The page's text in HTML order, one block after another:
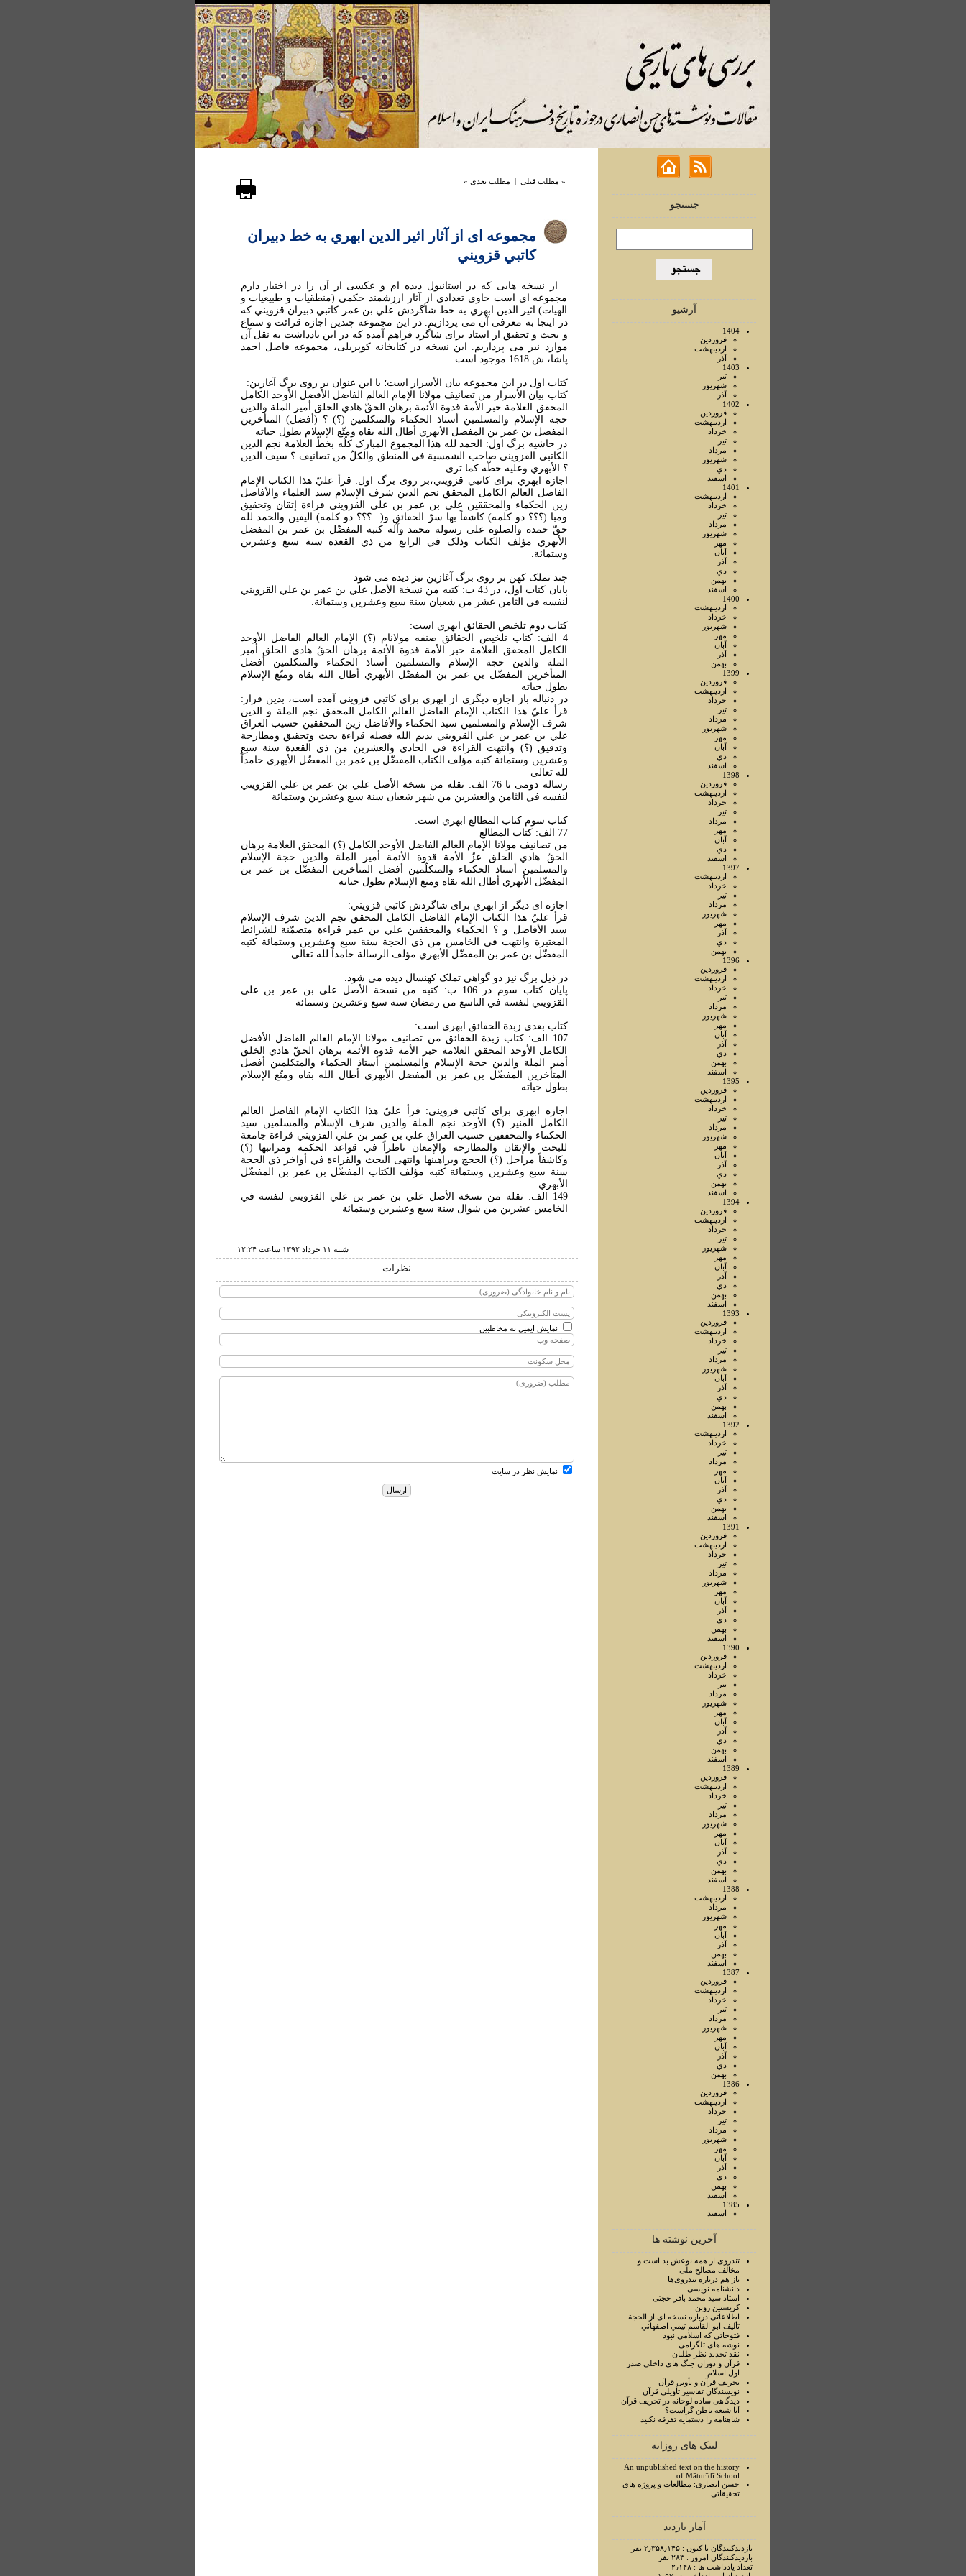
جستجو
آرشیو
1404
فروردين
ارديبهشت
آذر
1403
تير
شهريور
آذر
1402
فروردين
ارديبهشت
خرداد
تير
مرداد
شهريور
دي
اسفند
1401
ارديبهشت
خرداد
تير
مرداد
شهريور
مهر
آبان
آذر
دي
بهمن
اسفند
1400
ارديبهشت
خرداد
شهريور
مهر
آبان
آذر
بهمن
1399
فروردين
ارديبهشت
خرداد
تير
مرداد
شهريور
مهر
آبان
دي
اسفند
1398
فروردين
ارديبهشت
خرداد
تير
مرداد
مهر
آبان
دي
اسفند
1397
ارديبهشت
خرداد
تير
مرداد
شهريور
مهر
آذر
دي
بهمن
1396
فروردين
ارديبهشت
خرداد
تير
مرداد
شهريور
مهر
آبان
آذر
دي
بهمن
اسفند
1395
فروردين
ارديبهشت
خرداد
تير
مرداد
شهريور
مهر
آبان
آذر
دي
بهمن
اسفند
1394
فروردين
ارديبهشت
خرداد
تير
شهريور
مهر
آبان
آذر
دي
بهمن
اسفند
1393
فروردين
ارديبهشت
خرداد
تير
مرداد
شهريور
آبان
آذر
دي
بهمن
اسفند
1392
ارديبهشت
خرداد
تير
مرداد
مهر
آبان
آذر
دي
بهمن
اسفند
1391
فروردين
ارديبهشت
خرداد
تير
مرداد
شهريور
مهر
آبان
آذر
دي
بهمن
اسفند
1390
فروردين
ارديبهشت
خرداد
تير
مرداد
شهريور
مهر
آبان
آذر
دي
بهمن
اسفند
1389
فروردين
ارديبهشت
خرداد
تير
مرداد
شهريور
مهر
آبان
آذر
دي
بهمن
اسفند
1388
ارديبهشت
مرداد
شهريور
مهر
آبان
آذر
بهمن
اسفند
1387
فروردين
ارديبهشت
خرداد
تير
مرداد
شهريور
مهر
آبان
آذر
دي
بهمن
1386
فروردين
ارديبهشت
خرداد
تير
مرداد
شهريور
مهر
آبان
آذر
دي
بهمن
اسفند
1385
اسفند
آخرین نوشته ها
تندروی از همه نوعش بد است و
مخالف مصالح ملی
باز هم درباره تندروی‌ها
دانشنامه نویسی
استاد سيد محمد باقر حجتی
کریستین روبن
اطلاعاتی درباره نسخه ای از الحجة
تأليف ابو القاسم تيمي اصفهاني
فتوحاتی که اسلامی نبود
نوشه های تلگرامی
نقد تجدید نظر طلبان
قرآن و دوران جنگ های داخلی صدر
اول اسلام
تحريف قرآن و تأويل قرآن
نويسندگان تفاسير تأويلی قرآن
ديدگاهی ساده لوحانه در تحريف قرآن
آيا شيعه باطن گراست؟
شاهنامه را دستمايه تفرقه نکنيد
لینک های روزانه
An unpublished text on the history
of Māturīdī School
حسن انصاری: مطالعات و پروژه های
تحقیقاتی
آمار بازدید
بازدیدکنندگان تا کنون : ۲٫۳۵۸٫۱۴۵ نفر
بازدیدکنندگان امروز : ۲۸۳ نفر
تعداد یادداشت ها : ۲٫۱۴۸
« مطلب قبلی | مطلب بعدی »
مجموعه ای از آثار اثير الدين ابهري به خط دبيران
کاتبي قزويني
از نسخه هايی که در استانبول ديده ام و عکسی از آن را در اختيار دارم
مجموعه ای است حاوی تعدادی از آثار ارزشمند حکمی (منطقيات و طبيعيات و
الهيات) اثير الدين ابهري به خط شاگردش علي بن عمر کاتبي دبيران قزويني که
در اينجا به معرفی آن می پردازيم. در اين مجموعه چندين اجازه قرائت و سماع
و بحث و تحقيق از استاد برای شاگرد فراهم آمده که در اين يادداشت به نقل آن
موارد نيز می پردازيم. اين نسخه در کتابخانه کوپريلی، مجموعه فاضل احمد
پاشا، ش 1618 موجود است.
کتاب اول در اين مجموعه بيان الأسرار است؛ با اين عنوان بر روی برگ آغازين:
کتاب بيان الأسرار من تصانيف مولانا الإمام العالم الفاضل الأفضل الأوحد الکامل
المحقق العلامة حبر الأمة قدوة الأئمة برهان الحقّ هادي الخلق أمير الملة والدين
حجة الإسلام والمسلمين أستاذ الحکماء والمتکلمين (؟) ؟ (أفضل) المتأخرين
المفضل بن عمر بن المفضل الأبهري أطال الله بقاه ومتّع الإسلام بطول حياته
در حاشيه برگ اول: الحمد لله هذا المجموع المبارک کلّه بخطّ العلامة نجم الدين
الکاتبي القزويني صاحب الشمسية في المنطق والکلّ من تصانيف ؟ سيف الدين
؟ الأبهري وعليه خطّه کما تری.
اجازه ابهري برای کاتبي قزويني،بر روی برگ اول: قرأ عليّ هذا الکتاب الإمام
الفاضل العالم الکامل المحقق نجم الدين شرف الإسلام سيد العلماء والأفاضل
زين الحکماء والمحققين علي بن عمر بن علي القزويني قراءة إتقان وتحقيق
ومبا (؟؟؟ دو کلمه) کاشفاً بها سرّ الحقائق و(...؟؟؟ دو کلمه) اليقين والحمد لله
حقّ حمده والصلوة علی رسوله محمد وآله کتبه المفضّل بن عمر بن المفضل
الأبهري مؤلف الکتاب وذلک في الرابع من ذي القعدة سنة سبع وعشرين
وستمائة.
چند تملک کهن بر روی برگ آغازين نيز ديده می شود
پايان کتاب اول، در 43 ب: کتبه من نسخة الأصل علي بن عمر بن علي القزويني
لنفسه في الثامن عشر من شعبان سنة سبع وعشرين وستمائة.
کتاب دوم تلخيص الحقائق ابهري است:
4 الف: کتاب تلخيص الحقائق صنفه مولانام (؟) الإمام العالم الفاضل الأوحد
الکامل المحقق العلامة حبر الأمة قدوة الأئمة برهان الحقّ هادي الخلق أمير
الملة والدين حجة الإسلام والمسلمين أستاذ الحکماء والمتکلمين أفضل
المتأخرين المفضّل بن عمر بن المفضّل الأبهري أطال الله بقاه ومتّع الإسلام
بطول حياته
در دنباله باز اجازه ديگری از ابهري برای کاتبي قزويني آمده است، بدين قرار:
قرأ عليّ هذا الکتاب الإمام الفاضل العالم الکامل المحقق نجم الملة و الدين
شرف الإسلام والمسلمين سيد الحکماء والأفاضل زين المحققين حسيب العراق
علي بن عمر بن علي القزويني يديم الله فضله قراءة بحث وتحقيق ومطارحة
وتدقيق (؟) وانتهت القراءة في الحادي والعشرين من ذي القعدة سنة سبع
وعشرين وستمائة کتبه مؤلف الکتاب المفضّل بن عمر بن المفضّل الأبهري حامداً
لله تعالی
رساله دومی تا 76 الف: نقله من نسخة الأصل علي بن عمر بن علي القزويني
لنفسه في الثامن والعشرين من شهر شعبان سنة سبع وعشرين وستمائة
کتاب سوم کتاب المطالع ابهري است:
77 الف: کتاب المطالع
من تصانيف مولانا الإمام العالم الفاضل الأوحد الکامل (؟) المحقق العلامة برهان
الحقّ هادي الخلق عزّ الأمة قدوة الأئمة أمير الملة والدين حجة الإسلام
والمسلمين أستاذ الحکماء والمتکلّمين أفضل المتأخرين المفضّل بن عمر بن
المفضّل الأبهري أطال الله بقاه ومتع الإسلام بطول حياته
اجازه ای ديگر از ابهري برای شاگردش کاتبي قزويني:
قرأ عليّ هذا الکتاب الإمام الفاضل الکامل المحقق نجم الدين شرف الإسلام
سيد الأفاضل و ؟ الحکماء والمحققين علي بن عمر قراءة متضمّنة للشرائط
المعتبرة وانتهت في الخامس من ذي الحجة سنة سبع وعشرين وستمائة کتبه
المفضّل بن عمر بن المفضّل الأبهري مؤلف الرسالة حامداً لله تعالی
در ذيل برگ نيز دو گواهی تملک کهنسال ديده می شود.
پايان کتاب سوم در 106 ب: کتبه من نسخة الأصل علي بن عمر بن علي
القزويني لنفسه في التاسع من رمضان سنة سبع وعشرين وستمائة
کتاب بعدی زبدة الحقائق ابهري است:
107 الف: کتاب زبدة الحقائق من تصانيف مولانا الإمام العالم الفاضل الأفضل
الکامل الأوحد المحقق العلامة حبر الأمة قدوة الأئمة برهان الحقّ هادي الخلق
أمير الملة والدين حجة الإسلام والمسلمين أستاذ الحکماء والمتکلمين أفضل
المتأخرين المفضّل بن عمر بن المفضل الأبهري أطال الله بقاه ومتّع الإسلام
بطول حياته
اجازه ابهري برای کاتبي قزويني: قرأ عليّ هذا الکتاب الإمام الفاضل العالم
الکامل المنير (؟) الأوحد نجم الملة والدين شرف الإسلام والمسلمين سيد
الحکماء والمحققين حسيب العراق علي بن عمر بن علي القزويني قراءة جامعة
للبحث والإتقان والمطارحة والإمعان ناظراً في قواعد الحکمة ومراتبها (؟)
وکاشفاً مراحل (؟) الحجج وبراهينها وانتهی البحث والقراءة في أواخر ذي الحجة
سنة سبع وعشرين وستمائة کتبه مؤلف الکتاب المفضّل بن عمر بن المفضّل
الأبهري
149 الف: نقله من نسخة الأصل علي بن عمر بن علي القزويني لنفسه في
الخامس عشرين من شوال سنة سبع وعشرين وستمائة
شنبه ۱۱ خرداد ۱۳۹۲ ساعت ۱۲:۲۴
نظرات
نمایش ایمیل به مخاطبین
نمایش نظر در سایت